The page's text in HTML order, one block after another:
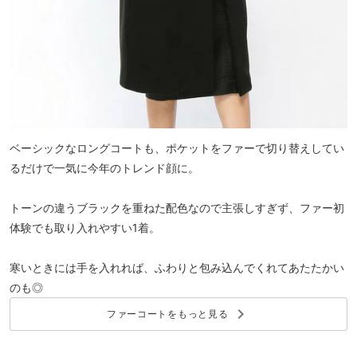
ベーシックなロングコートも、ポケットをファーで切り替えしてい
るだけで一気に今年のトレンド顔に。
トーンの違うブラックを重ねた配色なので主張しすぎず、ファー初
体験でも取り入れやすい1着。
寒いときには手を入れれば、ふわりと包み込んでくれてあたたかい
のも◎
ファーコートをもっと見る keyboard_arrow_right